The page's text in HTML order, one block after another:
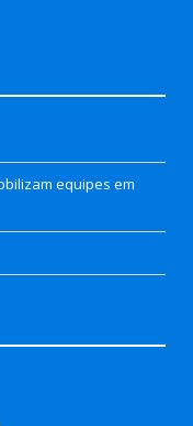
equipes em